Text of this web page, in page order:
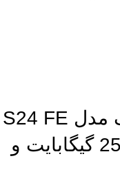
گوشی موبایل سامسونگ مدل S24 FE
دو سیم کارت ظرفیت 256 گیگابایت و